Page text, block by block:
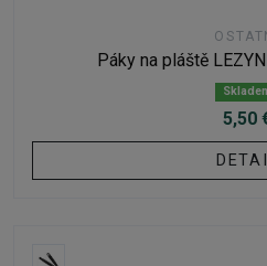
Páky na pláště
5,50